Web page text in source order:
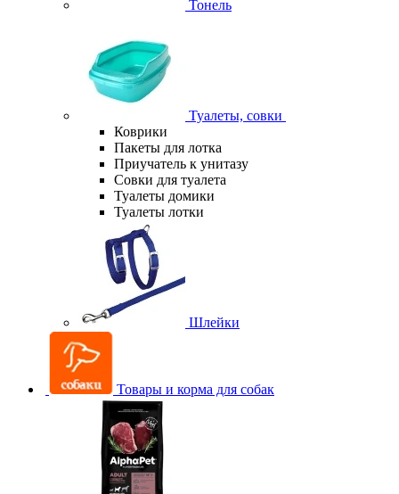
Тонель
Туалеты, совки
Коврики
Пакеты для лотка
Приучатель к унитазу
Совки для туалета
Туалеты домики
Туалеты лотки
Шлейки
Товары и корма для собак